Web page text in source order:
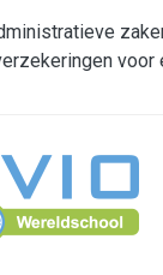
voor